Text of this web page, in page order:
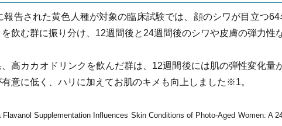
報告された黄色人種が対象の臨床試験では、顔のシワが目立つ
を飲む群に振り分け、12週間後と24週間後のシワや皮膚の弾力性
、高カカオドリンクを飲んだ群は、12週間後には肌の弾性変化
意に低く、ハリに加えてお肌のキメも向上しました※1。
Supplementation Influences Skin Conditions of Photo-Aged Women: A